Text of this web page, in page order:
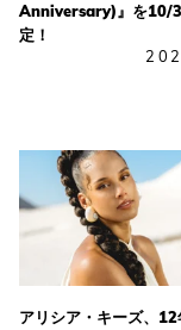
Anniversary)』を10/
定！
アリシア・キーズ、